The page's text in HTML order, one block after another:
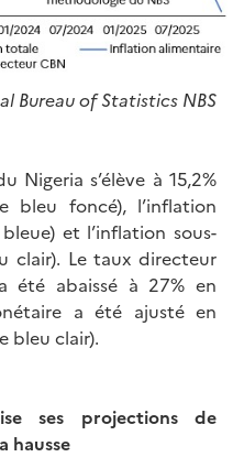
Bureau of Statistics NBS
Nigeria s’élève à 15,2%
bleu foncé), l’inflation
et l’inflation sous-
clair). Le taux directeur
été abaissé à 27% en
a été ajusté en
bleu clair).
ses projections de
hausse